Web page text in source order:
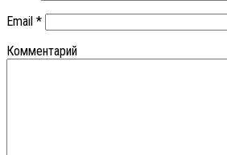
Email *
Комментарий